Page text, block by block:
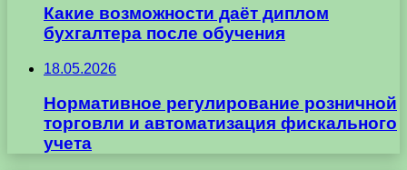
Какие возможности даёт диплом
бухгалтера после обучения
18.05.2026
Нормативное регулирование розничной
торговли и автоматизация фискального
учета